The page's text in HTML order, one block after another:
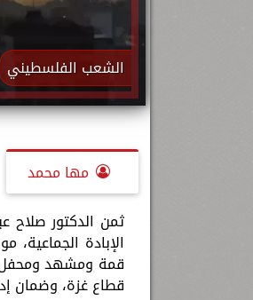
الشعب الفلسطيني
مها محمد
ثمن الدكتور صلاح
الإبادة
قمة ومشهد ومحفل
قطاع غزة، وضمان